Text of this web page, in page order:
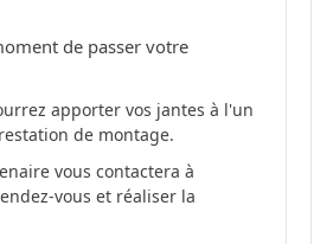
de passer votre
apporter vos jantes à l'un
de montage.
vous contactera à
vous et réaliser la